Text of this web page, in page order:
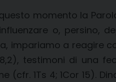
momento la
o, persino,
impariamo a reagire
testimoni di una
(cfr. 1Ts 4; 1Cor 15).